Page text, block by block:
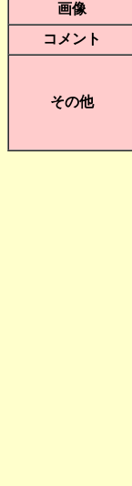
画像
コメント
その他